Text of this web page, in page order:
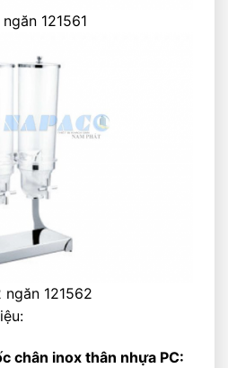
121561
121562
chân inox thân nhựa PC: